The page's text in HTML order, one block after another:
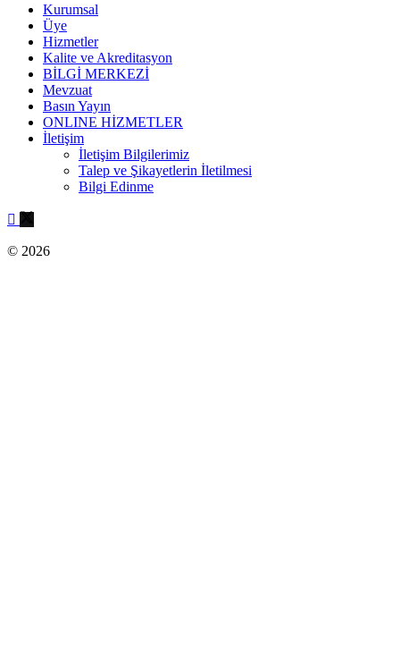
Kurumsal
Üye
Hizmetler
Kalite ve Akreditasyon
BİLGİ MERKEZİ
Mevzuat
Basın Yayın
ONLINE HİZMETLER
İletişim
İletişim Bilgilerimiz
Talep ve Şikayetlerin İletilmesi
Bilgi Edinme
© 2026